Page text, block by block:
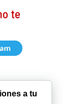
te
a tu